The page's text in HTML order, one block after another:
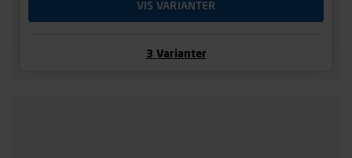
VIS VARIANTER
3 Varianter